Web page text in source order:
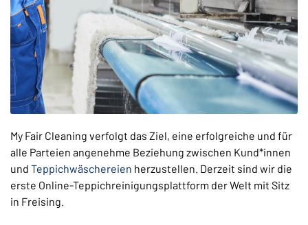
My Fair Cleaning verfolgt das Ziel, eine erfolgreiche und für
alle Parteien angenehme Beziehung zwischen Kund*innen
und Teppichwäschereien herzustellen. Derzeit sind wir die
erste Online-Teppichreinigungsplattform der Welt mit Sitz
in Freising.